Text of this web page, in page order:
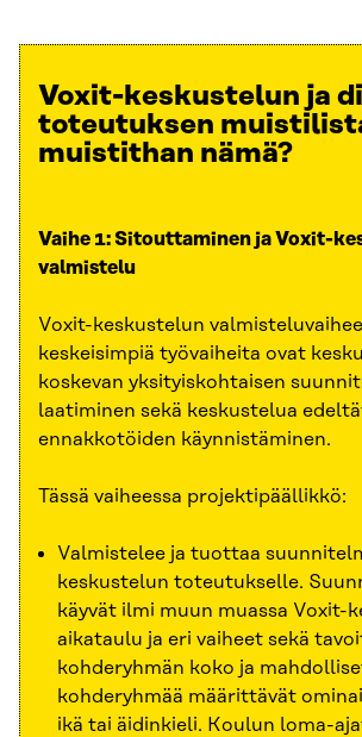
Voxit-keskustelun ja
toteutuksen
muistithan nämä?
Vaihe 1: Sitouttaminen ja Voxit-
valmistelu
Voxit-keskustelun
keskeisimpiä työvaiheita ovat
koskevan yksityiskohtaisen
laatiminen sekä keskustelua
ennakkotöiden käynnistäminen.
Tässä vaiheessa projektipäällikkö:
Valmistelee ja tuottaa
keskustelun toteutukselle.
käyvät ilmi muun muassa Voxit-
aikataulu ja eri vaiheet sekä
kohderyhmän koko ja
kohderyhmää määrittävät
ikä tai äidinkieli. Koulun loma-